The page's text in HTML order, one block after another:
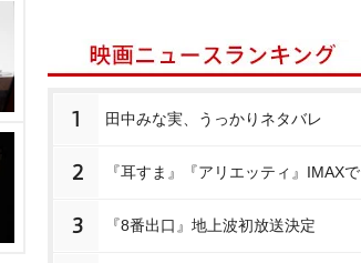
1 田中みな実、うっかりネタバレ
2 『耳すま』『アリエッティ』IMAXで
3 『8番出口』地上波初放送決定